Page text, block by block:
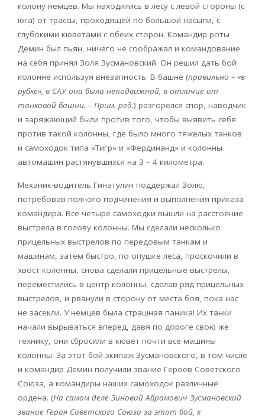
колону немцев. Мы находились в лесу с левой стороны (с
юга) от трассы, проходящей по большой насыпи, с
глубокими кюветами с обеих сторон. Командир роты
Демин был пьян, ничего не соображал и командование
на себя принял Золя Зусмановский. Он решил дать бой
колонне используя внезапность. В башне (правильно – «в
рубке», в САУ она была неподвижной, в отличие от
танковой башни. – Прим. ред.) разгорелся спор, наводчик
и заряжающий были против того, чтобы выявить себя
против такой колонны, где было много тяжелых танков
и самоходок типа «Тигр» и «Фердинанд» и колонны
автомашин растянувшихся на 3 – 4 километра.
Механик-водитель Гинатулин поддержал Золю,
потребовав полного подчинения и выполнения приказа
командира. Все четыре самоходки вышли на расстояние
выстрела в голову колонны. Мы сделали несколько
прицельных выстрелов по передовым танкам и
машинам, затем быстро, по опушке леса, проскочили в
хвост колонны, снова сделали прицельные выстрелы,
переместились в центр колонны, сделав ряд прицельных
выстрелов, и рванули в сторону от места боя, пока нас
не засекли. У немцев была страшная паника! Их танки
начали вырываться вперед, давя по дороге свою же
технику, они сбросили в кювет почти все машины
колонны. За этот бой экипаж Зусмановского, в том числе
и командир Демин получили звание Героев Советского
Союза, а командиры наших самоходок различные
ордена. (На самом деле Зиновий Абрамович Зусмановский
звание Героя Советского Союза за этот бой, к